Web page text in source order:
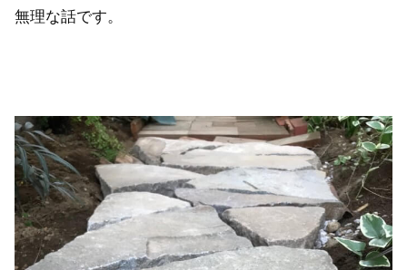
無理な話です。